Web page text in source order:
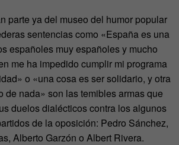
parte ya del museo del humor popular
sentencias como «España es una
españoles muy españoles y mucho
me ha impedido cumplir mi programa
o «una cosa es ser solidario, y otra
de nada» son las temibles armas que
duelos dialécticos contra los algunos
de la oposición: Pedro Sánchez,
Alberto Garzón o Albert Rivera.